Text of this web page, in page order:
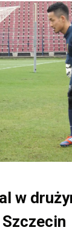
w
Szczecin